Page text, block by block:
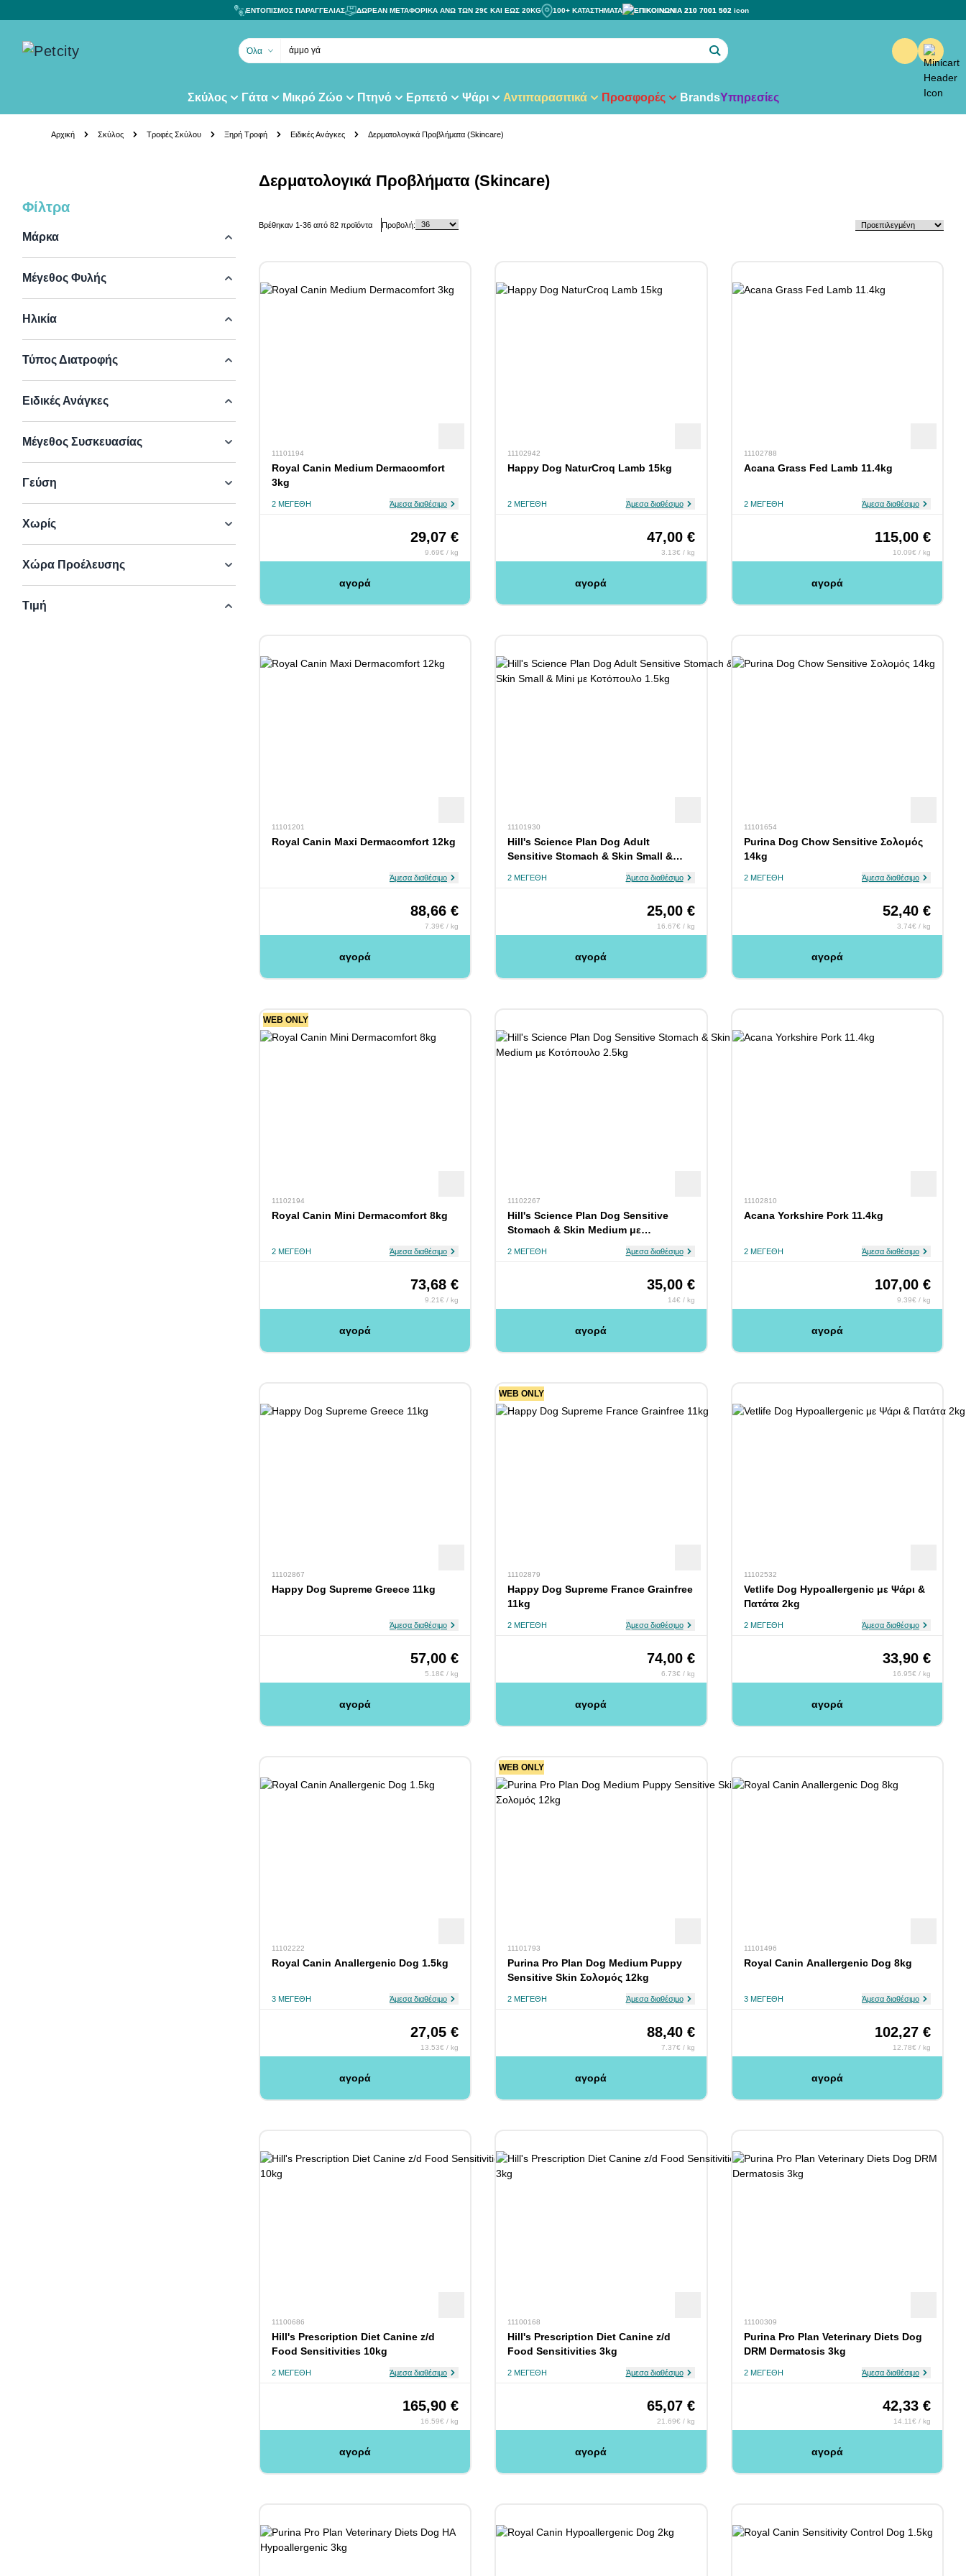
ΕΝΤΟΠΙΣΜΟΣ ΠΑΡΑΓΓΕΛΙΑΣ ΔΩΡΕΑΝ ΜΕΤΑΦΟΡΙΚΑ ΑΝΩ ΤΩΝ 29€ ΚΑΙ ΕΩΣ 20KG 100+ ΚΑΤΑΣΤΗΜΑΤΑ ΕΠΙΚΟΙΝΩΝΙΑ 210 7001 502
Όλα άμμο γάτας
Σκύλος Γάτα Μικρό Ζώο Πτηνό Ερπετό Ψάρι Αντιπαρασιτικά Προσφορές BrandsΥπηρεσίες
Αρχική Σκύλος Τροφές Σκύλου Ξηρή Τροφή Ειδικές Ανάγκες Δερματολογικά Προβλήματα (Skincare)
Skip to product list
Φίλτρα
Μάρκα
Μέγεθος Φυλής
Ηλικία
Τύπος Διατροφής
Ειδικές Ανάγκες
Μέγεθος Συσκευασίας
Γεύση
Χωρίς
Χώρα Προέλευσης
Τιμή
Δερματολογικά Προβλήματα (Skincare)
Βρέθηκαν 1-36από 82προϊόντα Προβολή:
11101194
Royal Canin Medium Dermacomfort
3kg
2 ΜΕΓΈΘΗ Άμεσα διαθέσιμο
29,07 €
9.69€ / kg
αγορά
11102942
Happy Dog NaturCroq Lamb 15kg
2 ΜΕΓΈΘΗ Άμεσα διαθέσιμο
47,00 €
3.13€ / kg
αγορά
11102788
Acana Grass Fed Lamb 11.4kg
2 ΜΕΓΈΘΗ Άμεσα διαθέσιμο
115,00 €
10.09€ / kg
αγορά
11101201
Royal Canin Maxi Dermacomfort 12kg
Άμεσα διαθέσιμο
88,66 €
7.39€ / kg
αγορά
11101930
Hill's Science Plan Dog Adult
Sensitive Stomach & Skin Small &
2 ΜΕΓΈΘΗ Άμεσα διαθέσιμο
25,00 €
16.67€ / kg
αγορά
11101654
Purina Dog Chow Sensitive Σολομός
14kg
2 ΜΕΓΈΘΗ Άμεσα διαθέσιμο
52,40 €
3.74€ / kg
αγορά
WEB ONLY
11102194
Royal Canin Mini Dermacomfort 8kg
2 ΜΕΓΈΘΗ Άμεσα διαθέσιμο
73,68 €
9.21€ / kg
αγορά
11102267
Hill's Science Plan Dog Sensitive
Stomach & Skin Medium με
2 ΜΕΓΈΘΗ Άμεσα διαθέσιμο
35,00 €
14€ / kg
αγορά
11102810
Acana Yorkshire Pork 11.4kg
2 ΜΕΓΈΘΗ Άμεσα διαθέσιμο
107,00 €
9.39€ / kg
αγορά
11102867
Happy Dog Supreme Greece 11kg
Άμεσα διαθέσιμο
57,00 €
5.18€ / kg
αγορά
WEB ONLY
11102879
Happy Dog Supreme France Grainfree
11kg
2 ΜΕΓΈΘΗ Άμεσα διαθέσιμο
74,00 €
6.73€ / kg
αγορά
11102532
Vetlife Dog Hypoallergenic με Ψάρι &
Πατάτα 2kg
2 ΜΕΓΈΘΗ Άμεσα διαθέσιμο
33,90 €
16.95€ / kg
αγορά
11102222
Royal Canin Anallergenic Dog 1.5kg
3 ΜΕΓΈΘΗ Άμεσα διαθέσιμο
27,05 €
13.53€ / kg
αγορά
WEB ONLY
11101793
Purina Pro Plan Dog Medium Puppy
Sensitive Skin Σολομός 12kg
2 ΜΕΓΈΘΗ Άμεσα διαθέσιμο
88,40 €
7.37€ / kg
αγορά
11101496
Royal Canin Anallergenic Dog 8kg
3 ΜΕΓΈΘΗ Άμεσα διαθέσιμο
102,27 €
12.78€ / kg
αγορά
11100686
Hill's Prescription Diet Canine z/d
Food Sensitivities 10kg
2 ΜΕΓΈΘΗ Άμεσα διαθέσιμο
165,90 €
16.59€ / kg
αγορά
11100168
Hill's Prescription Diet Canine z/d
Food Sensitivities 3kg
2 ΜΕΓΈΘΗ Άμεσα διαθέσιμο
65,07 €
21.69€ / kg
αγορά
11100309
Purina Pro Plan Veterinary Diets Dog
DRM Dermatosis 3kg
2 ΜΕΓΈΘΗ Άμεσα διαθέσιμο
42,33 €
14.11€ / kg
αγορά